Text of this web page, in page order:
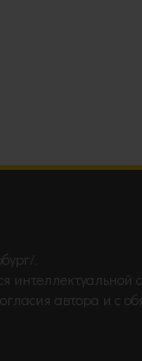
.
автора и с